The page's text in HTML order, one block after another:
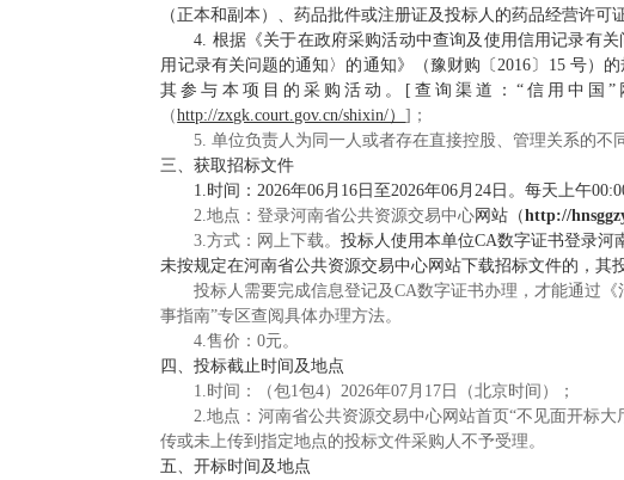
（正本和副本）、药品批件或注册证及投标人的药品经营许可证
4. 根据《关于在政府采购活动中查询及使用信用记录有
用记录有关问题的通知〉的通知》（豫财购〔2016〕15 号）
其参与 本项目的采购活动。[查询渠道：“信用中国”
（http://zxgk.court.gov.cn/shixin/）]；
5. 单位负责人为同一人或者存在直接控股、管理关系的不
三、获取招标文件
1.时间：2026年06月16日至2026年06月24日。每天上午
2.地点：登录河南省公共资源交易中心网站（http://
3.方式：网上下载。投标人使用本单位CA数字证书登录河
未按规定在河南省公共资源交易中心网站下载招标文件的，其
投标人需要完成信息登记及CA数字证书办理，才能通过
事指南”专区查阅具体办理方法。
4.售价：0元。
四、投标截止时间及地点
1.时间： （包1包4）2026年07月17日（北京时间）
；
2.地点： 河南省公共资源交易中心网站首页“不见面开标
传或未上传到指定地点的投标文件采购人不予受理。
五、开标时间及地点